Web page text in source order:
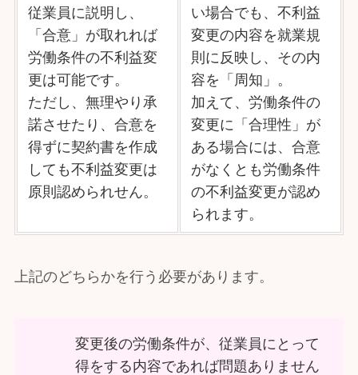
従業員に説明し、
「合意」が取れれば
労働条件の不利益変
更は可能です。
ただし、無理やり承
諾させたり、合意を
得ずに契約書を作成
しても不利益変更は
原則認められせん。
い場合でも、不利益
変更の内容を就業規
則に反映し、その内
容を「周知」。
加えて、労働条件の
変更に「合理性」が
ある場合には、合意
がなくとも労働条件
の不利益変更が認め
られます。
上記のどちらかを行う必要があります。
変更後の労働条件が、従業員にとって
得をする内容であれば問題ありません